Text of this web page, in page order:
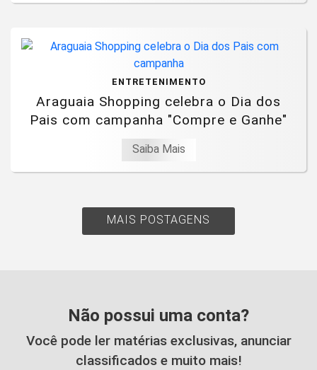
ENTRETENIMENTO
Araguaia Shopping celebra o Dia dos
Pais com campanha "Compre e Ganhe"
Saiba Mais
MAIS POSTAGENS
Não possui uma conta?
Você pode ler matérias exclusivas, anunciar
classificados e muito mais!